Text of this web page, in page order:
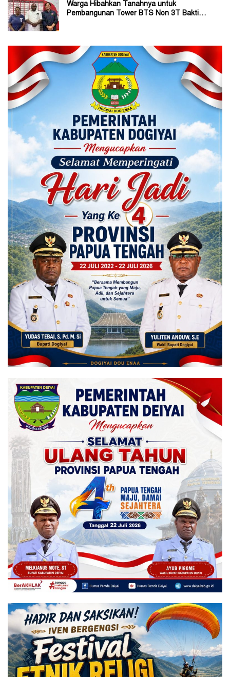
Warga Hibahkan Tanahnya untuk
Pembangunan Tower BTS Non 3T Bakti